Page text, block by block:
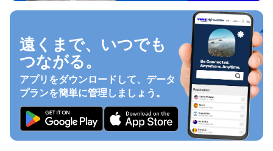
遠くまで、いつでも
つながる。
アプリをダウンロードして、データ
プランを簡単に管理しましょう。